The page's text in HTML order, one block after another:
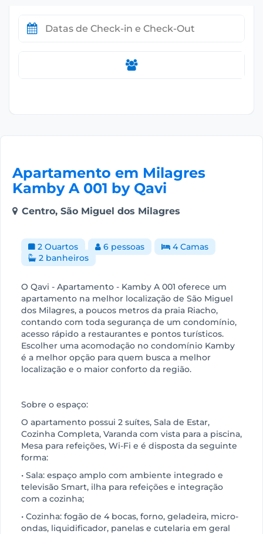
Apartamento em Milagres
Kamby A 001 by Qavi
Centro, São Miguel dos Milagres
2 Quartos 6 pessoas
4 Camas
2 banheiros
O Qavi - Apartamento - Kamby A 001 oferece um
apartamento na melhor localização de São Miguel
dos Milagres, a poucos metros da praia Riacho,
contando com toda segurança de um condomínio,
acesso rápido a restaurantes e pontos turísticos.
Escolher uma acomodação no condomínio Kamby
é a melhor opção para quem busca a melhor
localização e o maior conforto da região.
Sobre o espaço:
O apartamento possui 2 suítes, Sala de Estar,
Cozinha Completa, Varanda com vista para a piscina,
Mesa para refeições, Wi-Fi e é disposta da seguinte
forma:
• Sala: espaço amplo com ambiente integrado e
televisão Smart, ilha para refeições e integração
com a cozinha;
• Cozinha: fogão de 4 bocas, forno, geladeira, micro-
ondas, liquidificador, panelas e cutelaria em geral